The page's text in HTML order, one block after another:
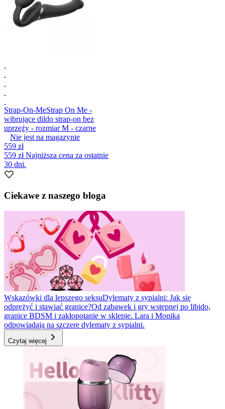
Strap-On-MeStrap On Me -
wibrujące dildo strap-on bez
uprzęży - rozmiar M - czarne
Nie jest na magazynie
559 zł
559 złNajniższa cena za ostatnie
30 dni.
Ciekawe z naszego bloga
Wskazówki dla lepszego seksuDylematy z sypialni: Jak się
odprężyć i stawiać granice?Od zabawek i gry wstępnej po libido,
granice BDSM i zakłopotanie w sklepie. Lara i Monika
odpowiadają na szczere dylematy z sypialni.
Czytaj więcej